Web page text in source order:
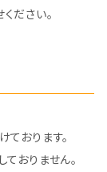
ださい。
おります。
おりません。